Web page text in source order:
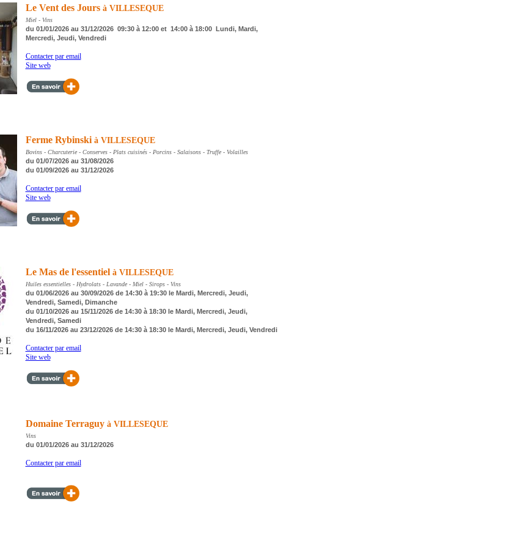
Le Vent des Jours à VILLESEQUE
Miel - Vins
du 01/01/2026 au 31/12/2026 09:30 à 12:00 et 14:00 à 18:00 Lundi, Mardi,
Mercredi, Jeudi, Vendredi
Contacter par email
Site web
Ferme Rybinski à VILLESEQUE
Bovins - Charcuterie - Conserves - Plats cuisinés - Porcins - Salaisons - Truffe - Volailles
du 01/07/2026 au 31/08/2026
du 01/09/2026 au 31/12/2026
Contacter par email
Site web
Le Mas de l'essentiel à VILLESEQUE
Huiles essentielles - Hydrolats - Lavande - Miel - Sirops - Vins
du 01/06/2026 au 30/09/2026 de 14:30 à 19:30 le Mardi, Mercredi, Jeudi,
Vendredi, Samedi, Dimanche
du 01/10/2026 au 15/11/2026 de 14:30 à 18:30 le Mardi, Mercredi, Jeudi,
Vendredi, Samedi
du 16/11/2026 au 23/12/2026 de 14:30 à 18:30 le Mardi, Mercredi, Jeudi, Vendredi
Contacter par email
Site web
Domaine Terraguy à VILLESEQUE
Vins
du 01/01/2026 au 31/12/2026
Contacter par email